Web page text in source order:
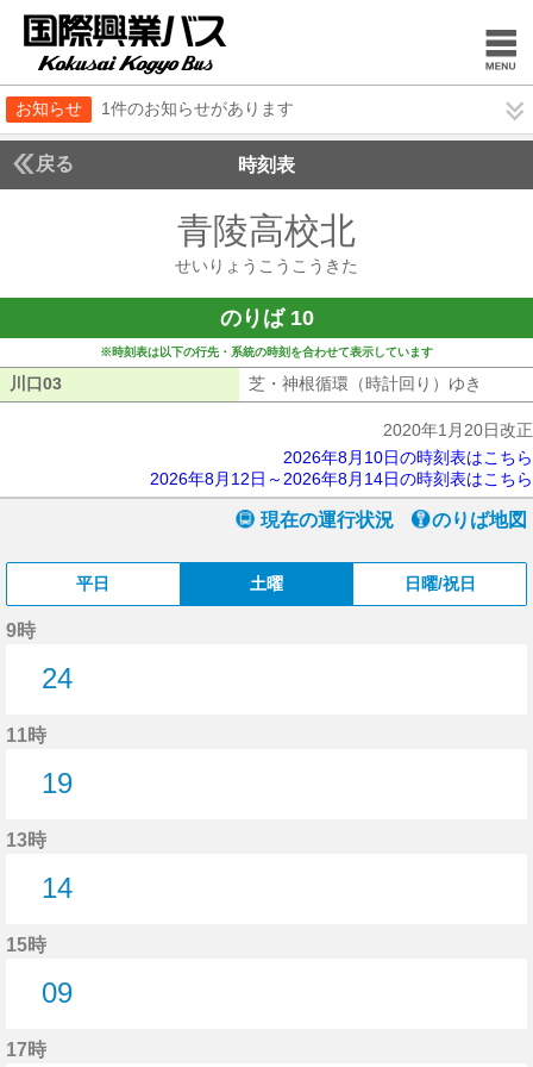
お知らせ 1件のお知らせがあります
戻る 時刻表
青陵高校北
せいりょうこうこうきた
のりば 10
※時刻表は以下の行先・系統の時刻を合わせて表示しています
川口03 芝・神根循環（時計回り）ゆき
2020年1月20日改正
2026年8月10日の時刻表はこちら
2026年8月12日～2026年8月14日の時刻表はこちら
現在の運行状況 のりば地図
平日 土曜 日曜/祝日
9時
24
11時
19
13時
14
15時
09
17時